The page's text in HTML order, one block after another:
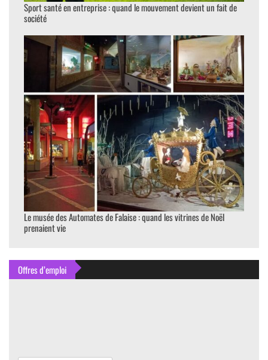
Sport santé en entreprise : quand le mouvement devient un fait de
société
Le musée des Automates de Falaise : quand les vitrines de Noël
prenaient vie
Offres d’emploi